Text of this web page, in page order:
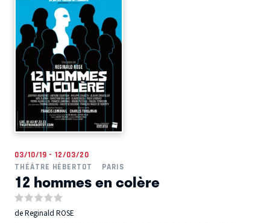
03/10/19 - 12/03/20
THÉÂTRE HÉBERTOT
PARIS
12 hommes en colère
de Reginald ROSE